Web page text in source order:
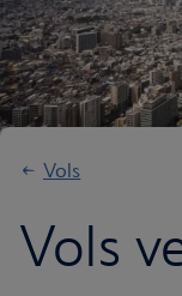
Vols
Vols